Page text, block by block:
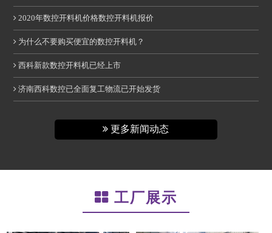
2020年数控开料机价格数控开料机报价
为什么不要购买便宜的数控开料机？
西科新款数控开料机已经上市
济南西科数控已全面复工物流已开始发货
更多新闻动态
工厂展示